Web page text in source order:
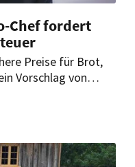
Chef fordert
Preise für Brot,
Vorschlag von
Einheitlichkeit bei